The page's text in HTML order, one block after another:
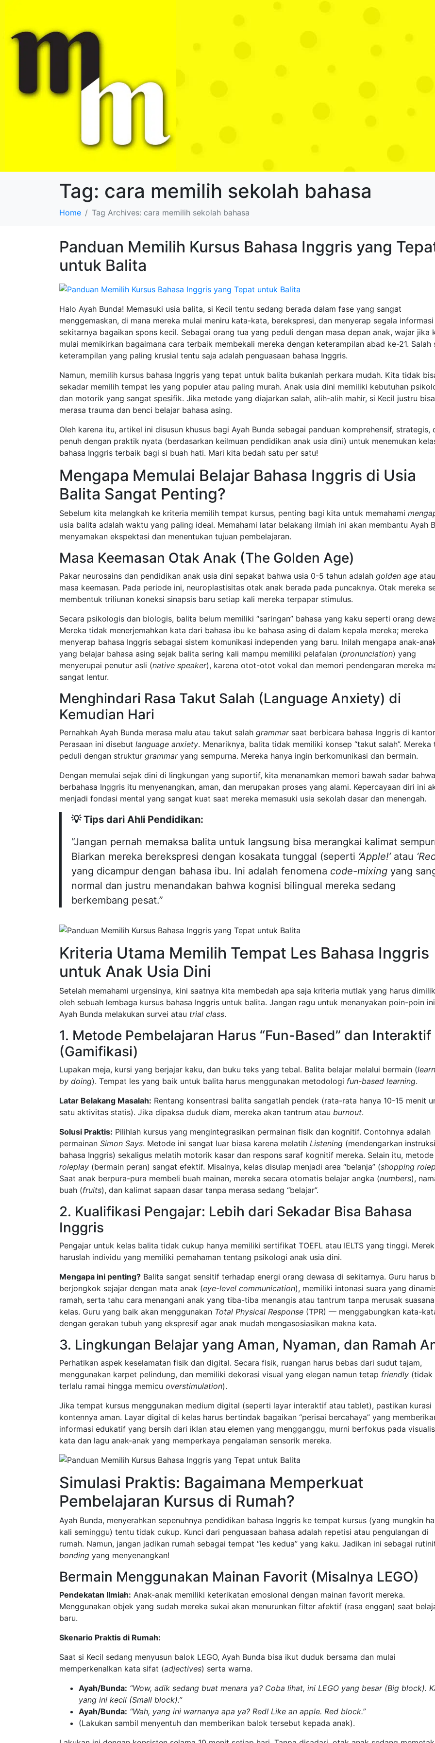
Tag: cara memilih sekolah bahasa
Home Tag Archives: cara memilih sekolah bahasa
Panduan Memilih Kursus Bahasa Inggris yang
untuk Balita
Halo Ayah Bunda! Memasuki usia balita, si Kecil tentu sedang berada dalam fase yang sangat
menggemaskan, di mana mereka mulai meniru kata-kata, berekspresi, dan menyerap segala
sekitarnya bagaikan spons kecil. Sebagai orang tua yang peduli dengan masa depan anak, wajar jika
mulai memikirkan bagaimana cara terbaik membekali mereka dengan keterampilan abad ke-21. Salah
keterampilan yang paling krusial tentu saja adalah penguasaan bahasa Inggris.
Namun, memilih kursus bahasa Inggris yang tepat untuk balita bukanlah perkara mudah. Kita tidak
sekadar memilih tempat les yang populer atau paling murah. Anak usia dini memiliki kebutuhan
dan motorik yang sangat spesifik. Jika metode yang diajarkan salah, alih-alih mahir, si Kecil justru bisa
merasa trauma dan benci belajar bahasa asing.
Oleh karena itu, artikel ini disusun khusus bagi Ayah Bunda sebagai panduan komprehensif, strategis,
penuh dengan praktik nyata (berdasarkan keilmuan pendidikan anak usia dini) untuk menemukan
bahasa Inggris terbaik bagi si buah hati. Mari kita bedah satu per satu!
Mengapa Memulai Belajar Bahasa Inggris di Usia
Balita Sangat Penting?
Sebelum kita melangkah ke kriteria memilih tempat kursus, penting bagi kita untuk memahami
usia balita adalah waktu yang paling ideal. Memahami latar belakang ilmiah ini akan membantu Ayah
menyamakan ekspektasi dan menentukan tujuan pembelajaran.
Masa Keemasan Otak Anak (The Golden Age)
Pakar neurosains dan pendidikan anak usia dini sepakat bahwa usia 0-5 tahun adalah golden age atau
masa keemasan. Pada periode ini, neuroplastisitas otak anak berada pada puncaknya. Otak mereka
membentuk triliunan koneksi sinapsis baru setiap kali mereka terpapar stimulus.
Secara psikologis dan biologis, balita belum memiliki “saringan” bahasa yang kaku seperti orang
Mereka tidak menerjemahkan kata dari bahasa ibu ke bahasa asing di dalam kepala mereka; mereka
menyerap bahasa Inggris sebagai sistem komunikasi independen yang baru. Inilah mengapa anak-
yang belajar bahasa asing sejak balita sering kali mampu memiliki pelafalan (pronunciation) yang
menyerupai penutur asli (native speaker), karena otot-otot vokal dan memori pendengaran mereka
sangat lentur.
Menghindari Rasa Takut Salah (Language Anxiety) di
Kemudian Hari
Pernahkah Ayah Bunda merasa malu atau takut salah grammarsaat berbicara bahasa Inggris di
Perasaan ini disebut language anxiety. Menariknya, balita tidak memiliki konsep “takut salah”. Mereka
peduli dengan struktur grammaryang sempurna. Mereka hanya ingin berkomunikasi dan bermain.
Dengan memulai sejak dini di lingkungan yang suportif, kita menanamkan memori bawah sadar bahwa
berbahasa Inggris itu menyenangkan, aman, dan merupakan proses yang alami. Kepercayaan diri ini
menjadi fondasi mental yang sangat kuat saat mereka memasuki usia sekolah dasar dan menengah.
💡 Tips dari Ahli Pendidikan:
“Jangan pernah memaksa balita untuk langsung bisa merangkai kalimat
Biarkan mereka berekspresi dengan kosakata tunggal (seperti ‘Apple!’atau
yang dicampur dengan bahasa ibu. Ini adalah fenomena code-mixing yang
normal dan justru menandakan bahwa kognisi bilingual mereka sedang
berkembang pesat.”
Kriteria Utama Memilih Tempat Les Bahasa Inggris
untuk Anak Usia Dini
Setelah memahami urgensinya, kini saatnya kita membedah apa saja kriteria mutlak yang harus
oleh sebuah lembaga kursus bahasa Inggris untuk balita. Jangan ragu untuk menanyakan poin-poin
Ayah Bunda melakukan survei atau trial class.
1. Metode Pembelajaran Harus “Fun-Based” dan Interaktif
(Gamifikasi)
Lupakan meja, kursi yang berjajar kaku, dan buku teks yang tebal. Balita belajar melalui bermain (
by doing). Tempat les yang baik untuk balita harus menggunakan metodologi fun-based learning.
Latar Belakang Masalah: Rentang konsentrasi balita sangatlah pendek (rata-rata hanya 10-15 menit
satu aktivitas statis). Jika dipaksa duduk diam, mereka akan tantrum atau burnout.
Solusi Praktis: Pilihlah kursus yang mengintegrasikan permainan fisik dan kognitif. Contohnya adalah
permainan Simon Says. Metode ini sangat luar biasa karena melatih Listening (mendengarkan instruksi
bahasa Inggris) sekaligus melatih motorik kasar dan respons saraf kognitif mereka. Selain itu, metode
roleplay (bermain peran) sangat efektif. Misalnya, kelas disulap menjadi area “belanja” (shopping
Saat anak berpura-pura membeli buah mainan, mereka secara otomatis belajar angka (numbers),
buah (fruits), dan kalimat sapaan dasar tanpa merasa sedang “belajar”.
2. Kualifikasi Pengajar: Lebih dari Sekadar Bisa Bahasa
Inggris
Pengajar untuk kelas balita tidak cukup hanya memiliki sertifikat TOEFL atau IELTS yang tinggi.
haruslah individu yang memiliki pemahaman tentang psikologi anak usia dini.
Mengapa ini penting? Balita sangat sensitif terhadap energi orang dewasa di sekitarnya. Guru harus
berjongkok sejajar dengan mata anak (eye-level communication), memiliki intonasi suara yang
ramah, serta tahu cara menangani anak yang tiba-tiba menangis atau tantrum tanpa merusak suasana
kelas. Guru yang baik akan menggunakan Total Physical Response (TPR) — menggabungkan kata-
dengan gerakan tubuh yang ekspresif agar anak mudah mengasosiasikan makna kata.
3. Lingkungan Belajar yang Aman, Nyaman, dan Ramah
Perhatikan aspek keselamatan fisik dan digital. Secara fisik, ruangan harus bebas dari sudut tajam,
menggunakan karpet pelindung, dan memiliki dekorasi visual yang elegan namun tetap friendly (tidak
terlalu ramai hingga memicu overstimulation).
Jika tempat kursus menggunakan medium digital (seperti layar interaktif atau tablet), pastikan kurasi
kontennya aman. Layar digital di kelas harus bertindak bagaikan “perisai bercahaya” yang
informasi edukatif yang bersih dari iklan atau elemen yang mengganggu, murni berfokus pada
kata dan lagu anak-anak yang memperkaya pengalaman sensorik mereka.
Simulasi Praktis: Bagaimana Memperkuat
Pembelajaran Kursus di Rumah?
Ayah Bunda, menyerahkan sepenuhnya pendidikan bahasa Inggris ke tempat kursus (yang mungkin
kali seminggu) tentu tidak cukup. Kunci dari penguasaan bahasa adalah repetisi atau pengulangan di
rumah. Namun, jangan jadikan rumah sebagai tempat “les kedua” yang kaku. Jadikan ini sebagai
bonding yang menyenangkan!
Bermain Menggunakan Mainan Favorit (Misalnya LEGO)
Pendekatan Ilmiah: Anak-anak memiliki keterikatan emosional dengan mainan favorit mereka.
Menggunakan objek yang sudah mereka sukai akan menurunkan filter afektif (rasa enggan) saat
baru.
Skenario Praktis di Rumah:
Saat si Kecil sedang menyusun balok LEGO, Ayah Bunda bisa ikut duduk bersama dan mulai
memperkenalkan kata sifat (adjectives) serta warna.
Ayah/Bunda: “Wow, adik sedang buat menara ya? Coba lihat, ini LEGO yang besar (Big block).
yang ini kecil (Small block).”
Ayah/Bunda: “Wah, yang ini warnanya apa ya? Red! Like an apple. Red block.”
(Lakukan sambil menyentuh dan memberikan balok tersebut kepada anak).